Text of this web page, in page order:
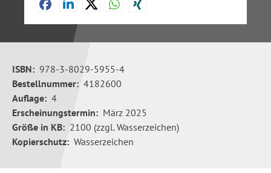
ISBN: 978-3-8029-5955-4
Bestellnummer: 4182600
Auflage: 4
Erscheinungstermin: März 2025
Größe in KB: 2100 (zzgl. Wasserzeichen)
Kopierschutz: Wasserzeichen